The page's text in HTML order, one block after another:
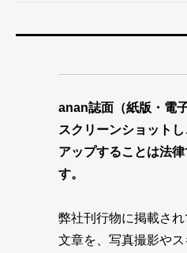
anan誌面（紙版・電
スクリーンショット
アップすることは法
す。
弊社刊行物に掲載さ
文章を、写真撮影や